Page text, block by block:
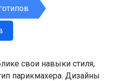
свои навыки стиля,
парикмахера. Дизайны